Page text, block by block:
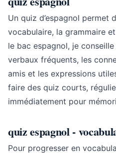
Un quiz d’espagnol permet
vocabulaire, la grammaire
le bac espagnol, je
verbaux fréquents, les
amis et les expressions
faire des quiz courts,
immédiatement pour
quiz espagnol -
Pour progresser en